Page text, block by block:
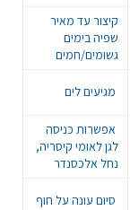
קיצור עד מאיר
שפיה בימים
גשומים/חמים
מגיעים לים
אפשרות כניסה
לגן לאומי קיסריה,
נחל אלכסנדר
סיום עונה על חוף